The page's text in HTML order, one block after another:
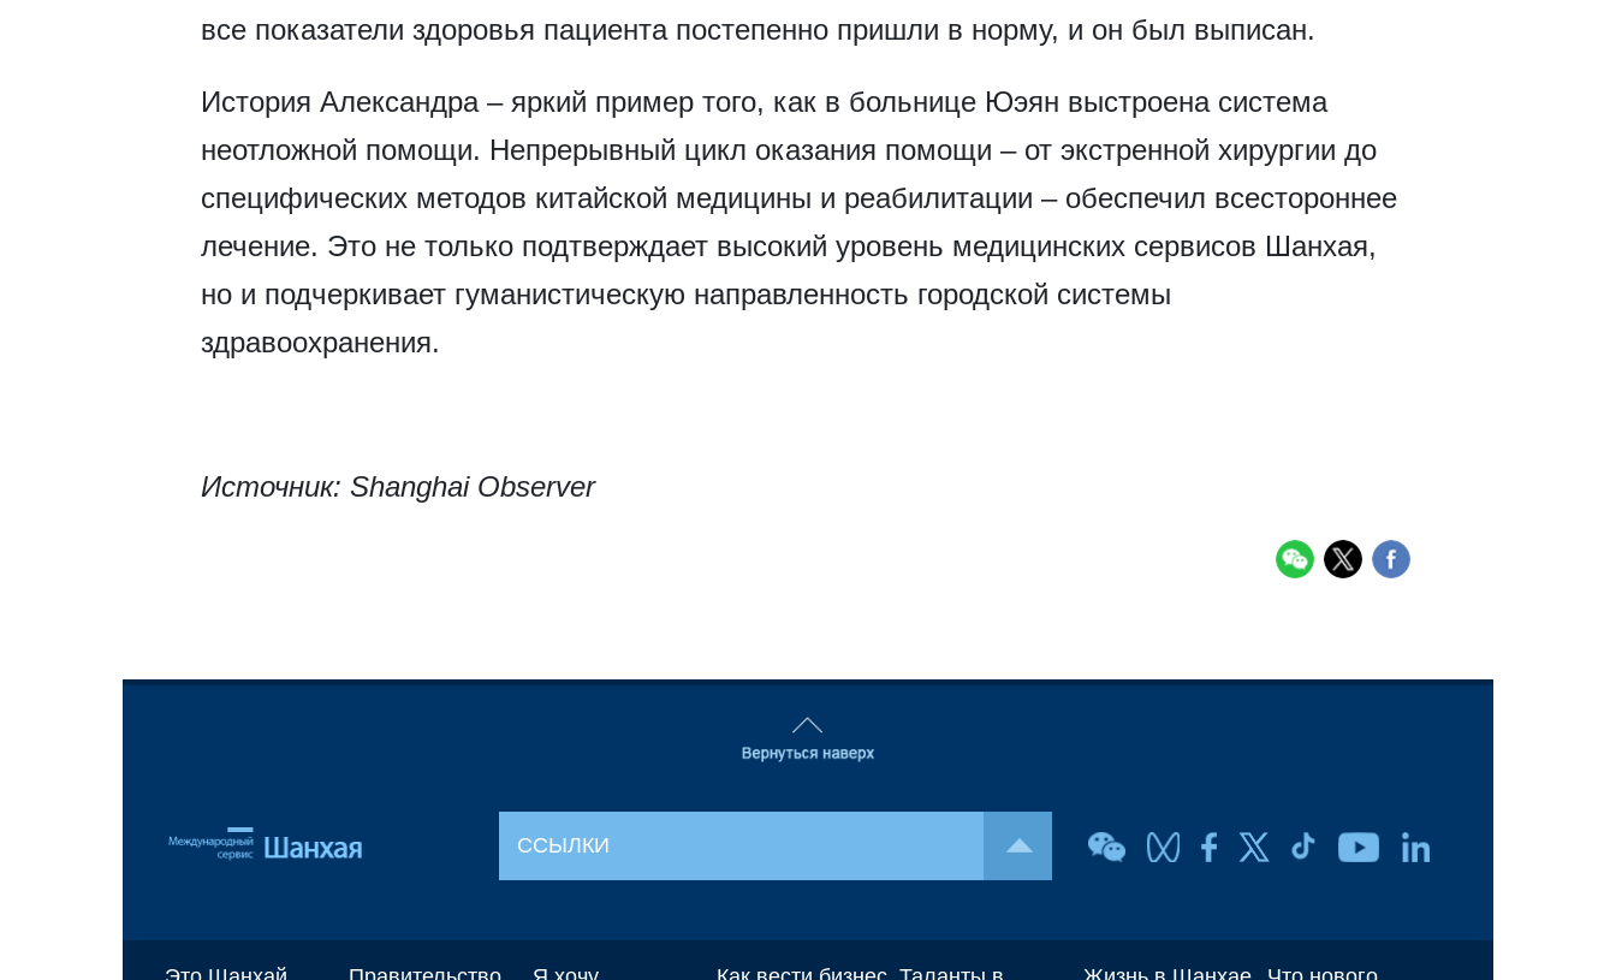
все показатели здоровья пациента постепенно пришли в норму, и он был выписан.
История Александра – яркий пример того, как в больнице Юэян выстроена система
неотложной помощи. Непрерывный цикл оказания помощи – от экстренной хирургии до
специфических методов китайской медицины и реабилитации – обеспечил всестороннее
лечение. Это не только подтверждает высокий уровень медицинских сервисов Шанхая,
но и подчеркивает гуманистическую направленность городской системы
здравоохранения.
Источник: Shanghai Observer
ССЫЛКИ